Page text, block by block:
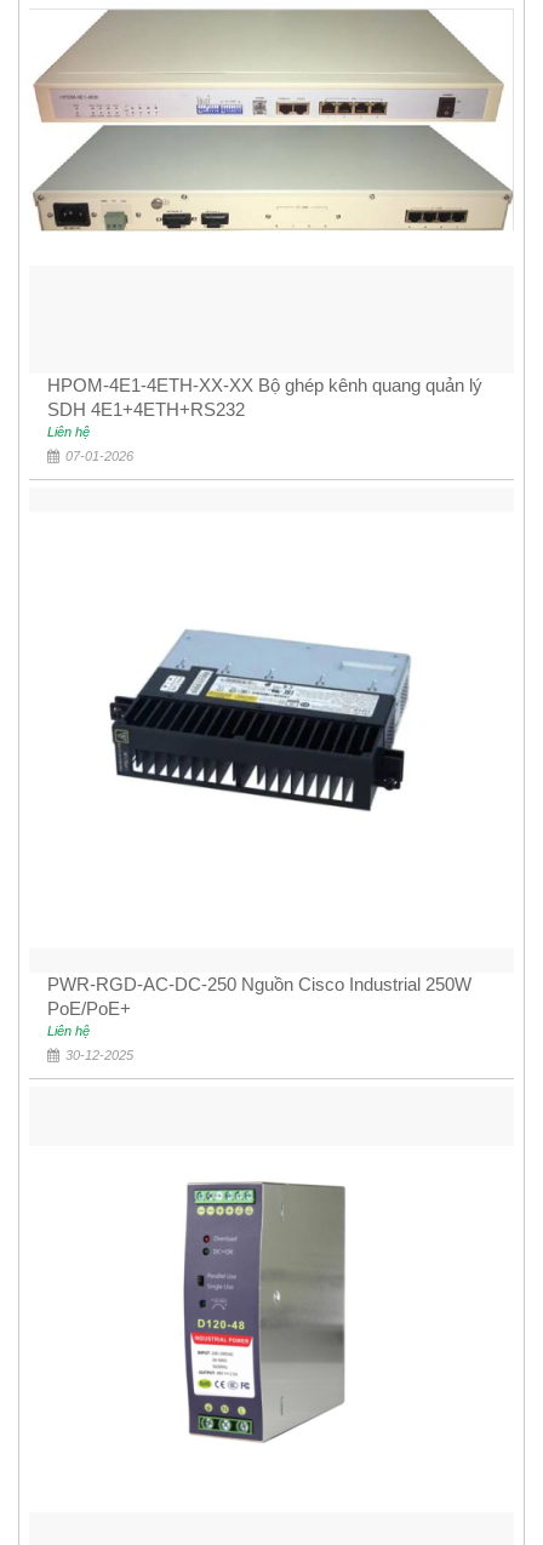
HPOM-4E1-4ETH-XX-XX Bộ ghép kênh quang quản lý
SDH 4E1+4ETH+RS232
Liên hệ
07-01-2026
PWR-RGD-AC-DC-250 Nguồn Cisco Industrial 250W
PoE/PoE+
Liên hệ
30-12-2025